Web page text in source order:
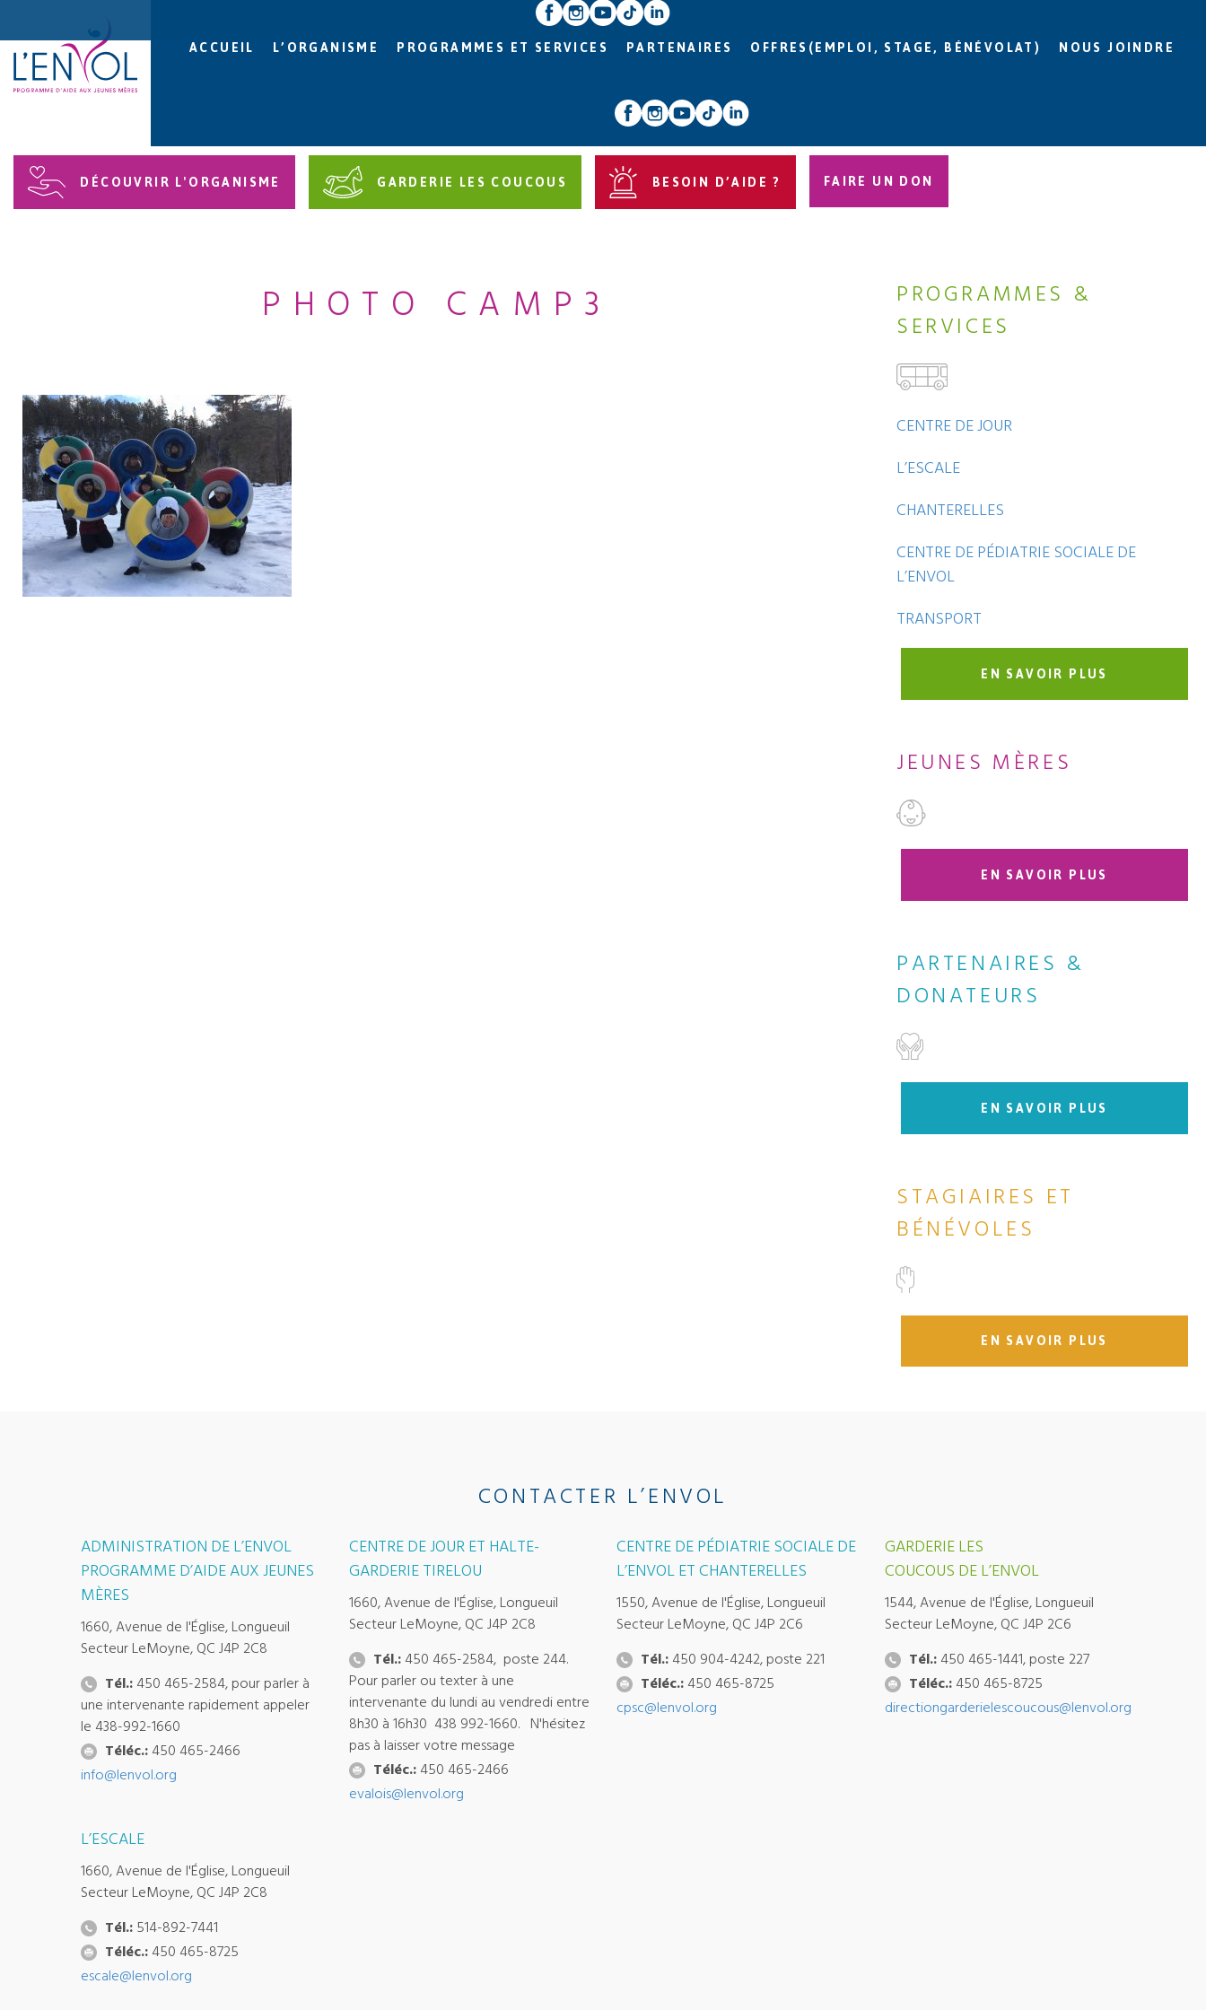
ACCUEIL L’ORGANISME PROGRAMMES ET SERVICES PARTENAIRES OFFRES(EMPLOI, STAGE, BÉNÉVOLAT) NOUS JOINDRE
DÉCOUVRIR L'ORGANISME GARDERIE LES COUCOUS BESOIN D’AIDE ? FAIRE UN DON
PHOTO CAMP3
PROGRAMMES &
SERVICES
CENTRE DE JOUR
L’ESCALE
CHANTERELLES
CENTRE DE PÉDIATRIE SOCIALE DE
L’ENVOL
TRANSPORT
EN SAVOIR PLUS
JEUNES MÈRES
EN SAVOIR PLUS
PARTENAIRES &
DONATEURS
EN SAVOIR PLUS
STAGIAIRES ET
BÉNÉVOLES
EN SAVOIR PLUS
CONTACTER L’ENVOL
ADMINISTRATION DE L’ENVOL
PROGRAMME D’AIDE AUX JEUNES
MÈRES
1660, Avenue de l'Église, Longueuil
Secteur LeMoyne, QC J4P 2C8
Tél.: 450 465-2584, pour parler à
une intervenante rapidement appeler
le 438-992-1660
Téléc.: 450 465-2466
info@lenvol.org
CENTRE DE JOUR ET HALTE-
GARDERIE TIRELOU
1660, Avenue de l'Église, Longueuil
Secteur LeMoyne, QC J4P 2C8
Tél.:450 465-2584, poste 244.
Pour parler ou texter à une
intervenante du lundi au vendredi entre
8h30 à 16h30 438 992-1660. N'hésitez
pas à laisser votre message
Téléc.:450 465-2466
evalois@lenvol.org
CENTRE DE PÉDIATRIE SOCIALE DE
L’ENVOL ET CHANTERELLES
1550, Avenue de l'Église, Longueuil
Secteur LeMoyne, QC J4P 2C6
Tél.: 450 904-4242, poste 221
Téléc.: 450 465-8725
cpsc@lenvol.org
GARDERIE LES
COUCOUS DE L’ENVOL
1544, Avenue de l'Église, Longueuil
Secteur LeMoyne, QC J4P 2C6
Tél.:450 465-1441, poste 227
Téléc.:450 465-8725
directiongarderielescoucous@lenvol.org
L’ESCALE
1660, Avenue de l'Église, Longueuil
Secteur LeMoyne, QC J4P 2C8
Tél.: 514-892-7441
Téléc.: 450 465-8725
escale@lenvol.org